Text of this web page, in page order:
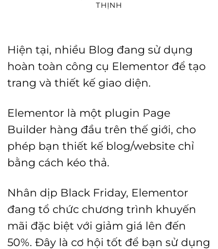
THỊNH
Hiện tại, nhiều Blog đang sử dụng
hoàn toàn công cụ Elementor để tạo
trang và thiết kế giao diện.
Elementor là một plugin Page
Builder hàng đầu trên thế giới, cho
phép bạn thiết kế blog/website chỉ
bằng cách kéo thả.
Nhân dịp Black Friday, Elementor
đang tổ chức chương trình khuyến
mãi đặc biệt với giảm giá lên đến
50%. Đây là cơ hội tốt để bạn sử dụng